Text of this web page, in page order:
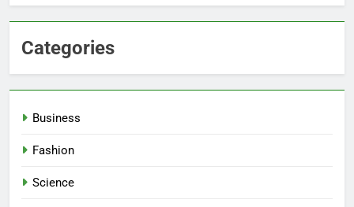
Categories
Business
Fashion
Science